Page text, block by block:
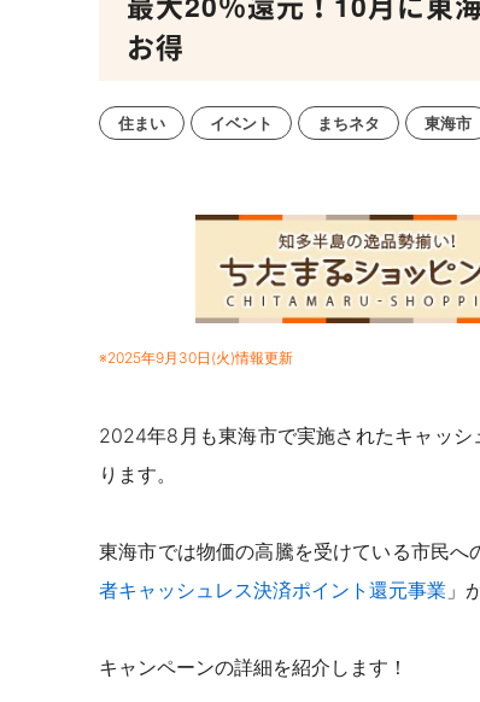
お得
住まい イベント まちネタ 東海市
※2025年9月30日(火)情報更新
2024年8月も東海市で実施されたキャッ
ります。
東海市では物価の高騰を受けている市民
者キャッシュレス決済ポイント還元事業 」
キャンペーンの詳細を紹介します！